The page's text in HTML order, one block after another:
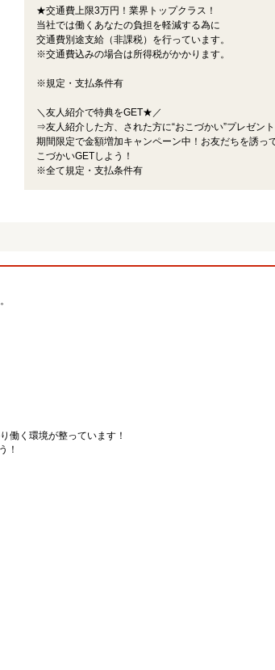
★交通費上限3万円！業界トップクラス！
当社では働くあなたの負担を軽減する為に
交通費別途支給（非課税）を行っています。
※交通費込みの場合は所得税がかかります。
※規定・支払条件有
＼友人紹介で特典をGET★／
⇒友人紹介した方、された方に“おこづかい”プレゼン
期間限定で金額増加キャンペーン中！お友だちを誘っ
こづかいGETしよう！
※全て規定・支払条件有
働く環境が整っています！
！